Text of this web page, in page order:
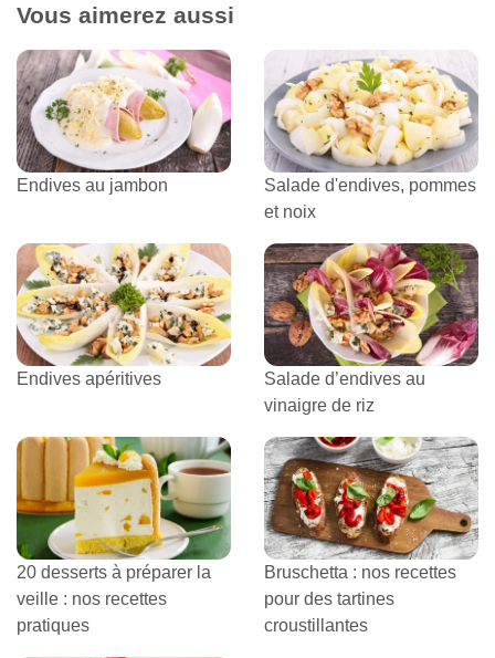
Vous aimerez aussi
Endives au jambon
Salade d'endives, pommes
et noix
Endives apéritives
Salade d’endives au
vinaigre de riz
20 desserts à préparer la
veille : nos recettes
pratiques
Bruschetta : nos recettes
pour des tartines
croustillantes